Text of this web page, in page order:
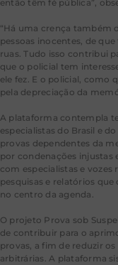
então têm fé pública”,
“Há uma crença também
pessoas inocentes, de
ruas. Tudo isso contribui
que o policial tem
ele fez. E o policial, como
pela depreciação da
A plataforma contempla
especialistas do Brasil e
provas dependentes da
por condenações injustas
com especialistas e vozes
pesquisas e relatórios
no centro da agenda.
O projeto Prova sob
de contribuir para o
provas, a fim de reduzir
arbitrárias. A plataforma